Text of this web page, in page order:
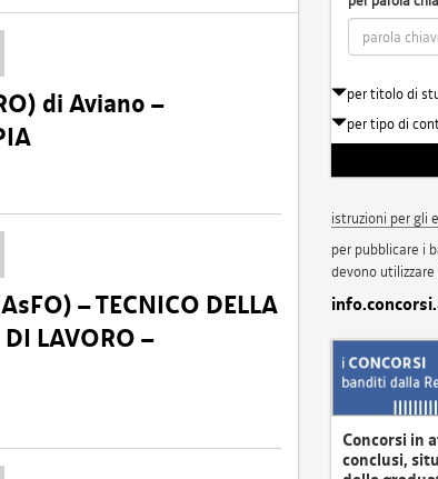
di Aviano –
– TECNICO DELLA
LAVORO –
per titolo di
per tipo di
istruzioni per gli
per pubblicare i
devono
Concorsi in
conclusi,